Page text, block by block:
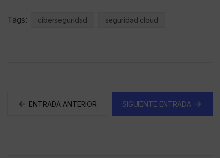
Tags: ciberseguridad seguridad cloud
ENTRADA ANTERIOR SIGUIENTE ENTRADA